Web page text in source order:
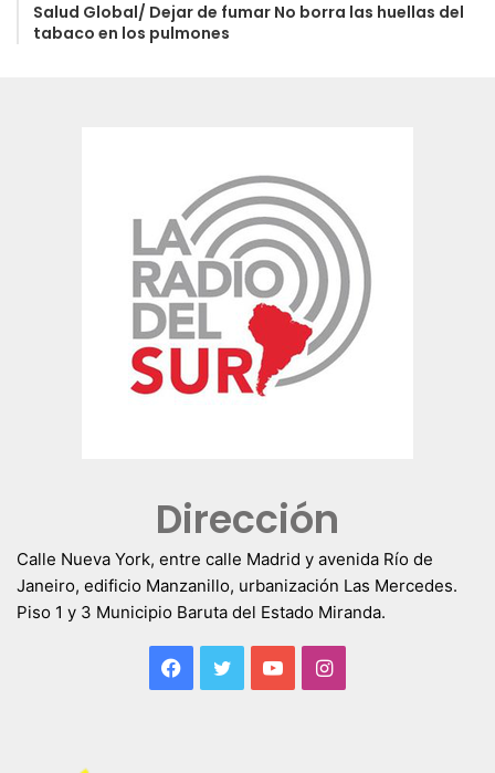
Salud Global/ Dejar de fumar No borra las huellas del
tabaco en los pulmones
Dirección
Calle Nueva York, entre calle Madrid y avenida Río de
Janeiro, edificio Manzanillo, urbanización Las Mercedes.
Piso 1 y 3 Municipio Baruta del Estado Miranda.
Facebook
TwitterYouTubeInstagram